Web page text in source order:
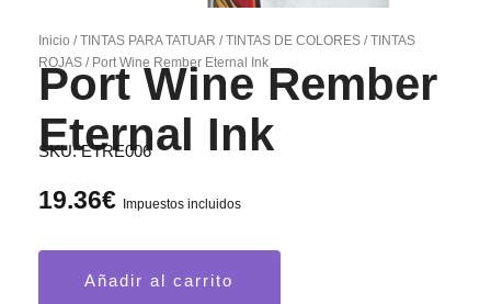
Inicio /TINTAS PARA TATUAR /TINTAS DE COLORES /TINTAS
ROJAS / Port Wine Rember Eternal Ink
Port Wine Rember
Eternal Ink
SKU:ETRE006
19.36€ Impuestos incluidos
Añadir al carrito